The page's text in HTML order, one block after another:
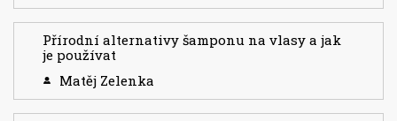
Přírodní alternativy šamponu na vlasy a jak
je používat
Matěj Zelenka